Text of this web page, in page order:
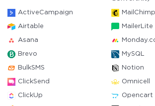
ActiveCampaign MailChimp
Airtable MailerLite
Asana
Brevo MySQL
BulkSMS Notion
ClickSend Omnicell
ClickUp Opencart